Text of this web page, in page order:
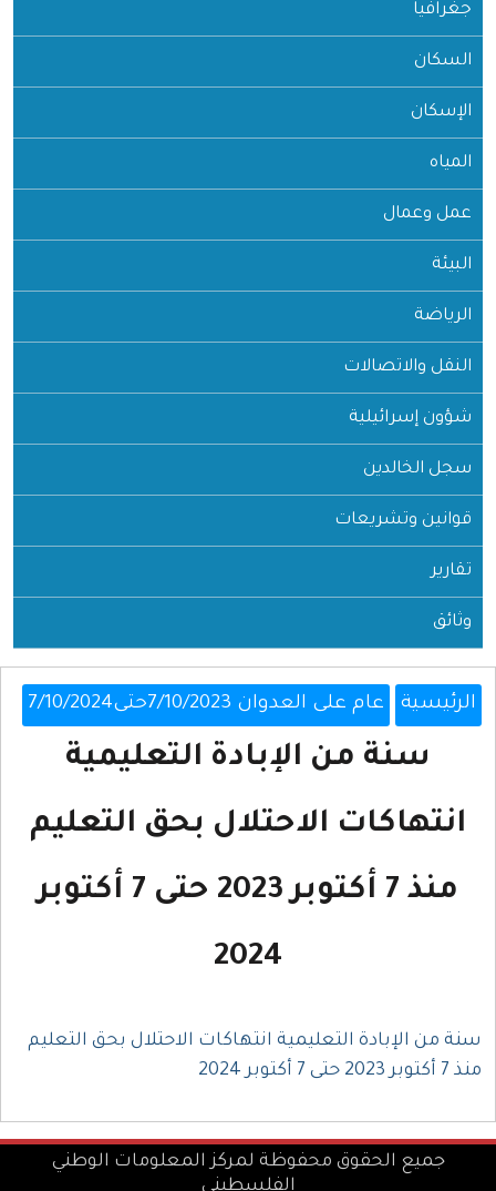
جغرافيا
السكان
الإسكان
المياه
عمل وعمال
البيئة
الرياضة
النقل والاتصالات
شؤون إسرائيلية
سجل الخالدين
قوانين وتشريعات
تقارير
وثائق
الرئيسية عام على العدوان 7/10/2023حتى7/10/2024
سنة من الإبادة التعليمية
انتهاكات الاحتلال بحق التعليم
منذ 7 أكتوبر 2023 حتى 7 أكتوبر
2024
سنة من الإبادة التعليمية انتهاكات الاحتلال بحق التعليم
منذ 7 أكتوبر 2023 حتى 7 أكتوبر 2024
جميع الحقوق محفوظة لمركز المعلومات الوطني
الفلسطيني